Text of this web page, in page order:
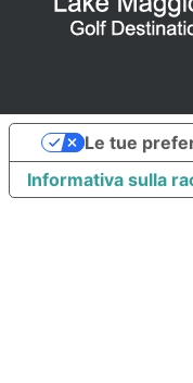
Informativa sulla
Le tue